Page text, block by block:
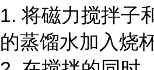
1. 将磁力搅拌子
的蒸馏水加入烧